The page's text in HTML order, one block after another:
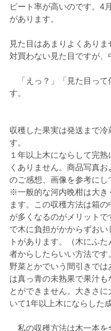
ピート率が高いのです。4
があります。
見た目はあまりよくあり
対買わない見た目ですが
「えっ？」「見た目って
す。
収穫した果実は発送まで
す。
１年以上木にならして完
くありません。商品写真
のご感想、画像を参考にし
※一般的な河内晩柑は大き
ます。この収穫方法は箱
が多くなるのがメリット
で木に負担がかからずお
トがあります。（木にふ
者からしたらいい方法です
野菜とかでいう間引きで
は真っ青の未熟果で果汁
とができません。大きさ
いて1年以上木にならした
私の収穫方法は木一本を